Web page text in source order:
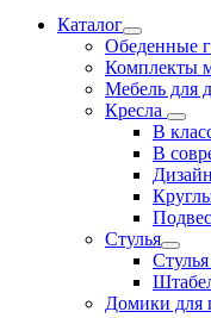
Каталог
Обеденные
Комплекты
Мебель для
Кресла
В
В
Стулья
Домики для